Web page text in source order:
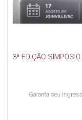
3ª EDIÇÃO
Garanta seu